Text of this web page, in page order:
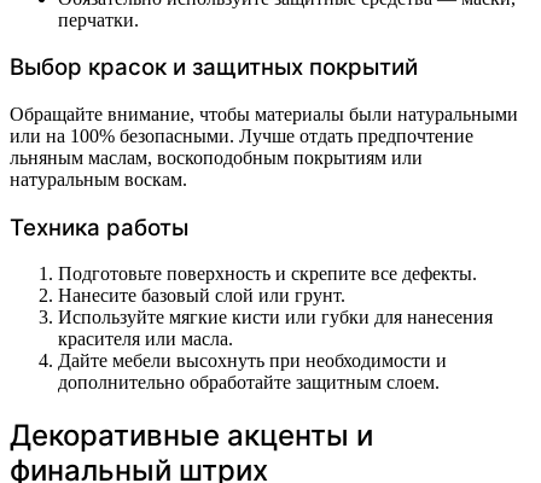
перчатки.
Выбор красок и защитных покрытий
Обращайте внимание, чтобы материалы были натуральными
или на 100% безопасными. Лучше отдать предпочтение
льняным маслам, воскоподобным покрытиям или
натуральным воскам.
Техника работы
Подготовьте поверхность и скрепите все дефекты.
Нанесите базовый слой или грунт.
Используйте мягкие кисти или губки для нанесения
красителя или масла.
Дайте мебели высохнуть при необходимости и
дополнительно обработайте защитным слоем.
Декоративные акценты и
финальный штрих